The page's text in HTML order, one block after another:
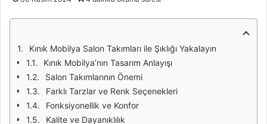
Kınık Mobilya Salon Takımları ile Şıklığı Yakalayın
Kınık Mobilya’nın Tasarım Anlayışı
Salon Takımlarının Önemi
Farklı Tarzlar ve Renk Seçenekleri
Fonksiyonellik ve Konfor
Kalite ve Dayanıklılık